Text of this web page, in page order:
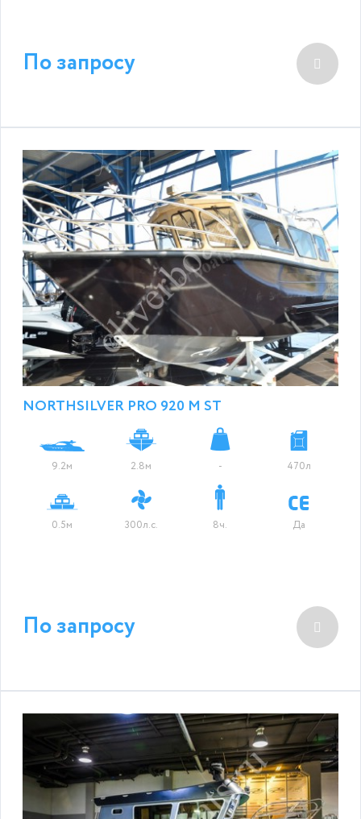
По запросу
NORTHSILVER PRO 920 M ST
9.2м 2.8м - 470л
0.5м 300л.с. 8ч. Да
По запросу